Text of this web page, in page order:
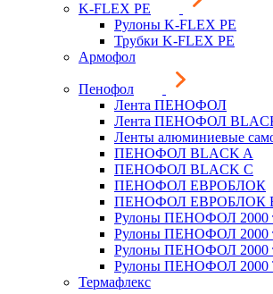
K-FLEX PE
Рулоны K-FLEX PE
Трубки K-FLEX PE
Армофол
Пенофол
Лента ПЕНОФОЛ
Лента ПЕНОФОЛ
Ленты алюминиевые
ПЕНОФОЛ BLACK A
ПЕНОФОЛ BLACK С
ПЕНОФОЛ ЕВРОБЛОК
ПЕНОФОЛ ЕВРОБЛОК
Рулоны ПЕНОФОЛ 2000
Рулоны ПЕНОФОЛ 2000
Рулоны ПЕНОФОЛ 2000
Рулоны ПЕНОФОЛ
Термафлекс